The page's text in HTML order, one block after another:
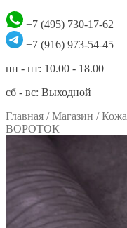
+7 (495) 730-17-62
+7 (916) 973-54-45
пн - пт: 10.00 - 18.00
сб - вс: Выходной
Главная /Магазин /Кожа
ВОРОТОК